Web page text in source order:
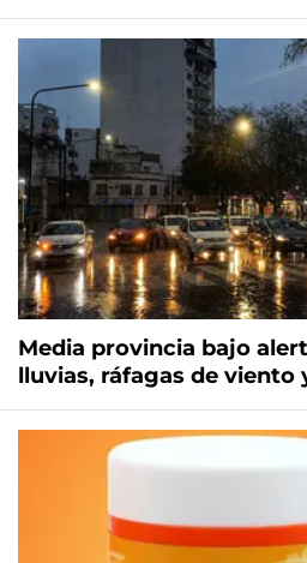
Media provincia bajo
lluvias, ráfagas de viento